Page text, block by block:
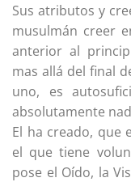
Sus atributos y
musulmán creer
anterior al
mas allá del final
uno, es
absolutamente
El ha creado, que
el que tiene
pose el Oído, la